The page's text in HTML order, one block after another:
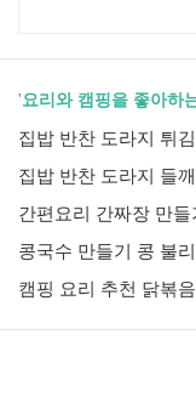
'요리와 캠핑을 좋아하